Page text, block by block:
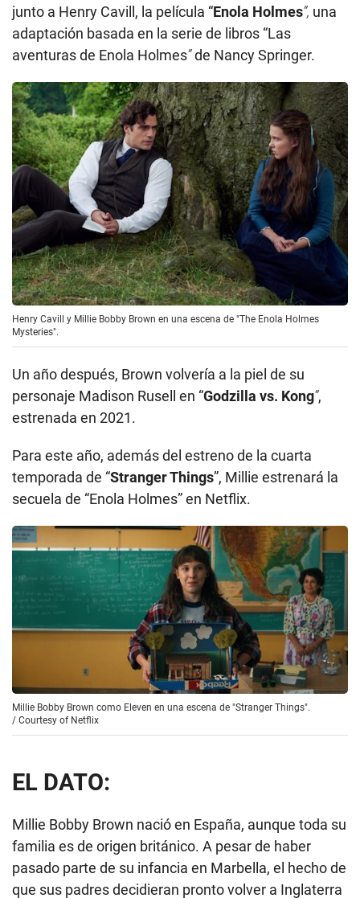
junto a Henry Cavill, la película “Enola Holmes”, una
adaptación basada en la serie de libros “Las
aventuras de Enola Holmes”de Nancy Springer.
Henry Cavill y Millie Bobby Brown en una escena de "The Enola Holmes
Mysteries".
Un año después, Brown volvería a la piel de su
personaje Madison Rusell en “Godzilla vs. Kong”,
estrenada en 2021.
Para este año, además del estreno de la cuarta
temporada de “Stranger Things”, Millie estrenará la
secuela de “Enola Holmes” en Netflix.
Millie Bobby Brown como Eleven en una escena de "Stranger Things".
/ Courtesy of Netflix
EL DATO:
Millie Bobby Brown nació en España, aunque toda su
familia es de origen británico. A pesar de haber
pasado parte de su infancia en Marbella, el hecho de
que sus padres decidieran pronto volver a Inglaterra